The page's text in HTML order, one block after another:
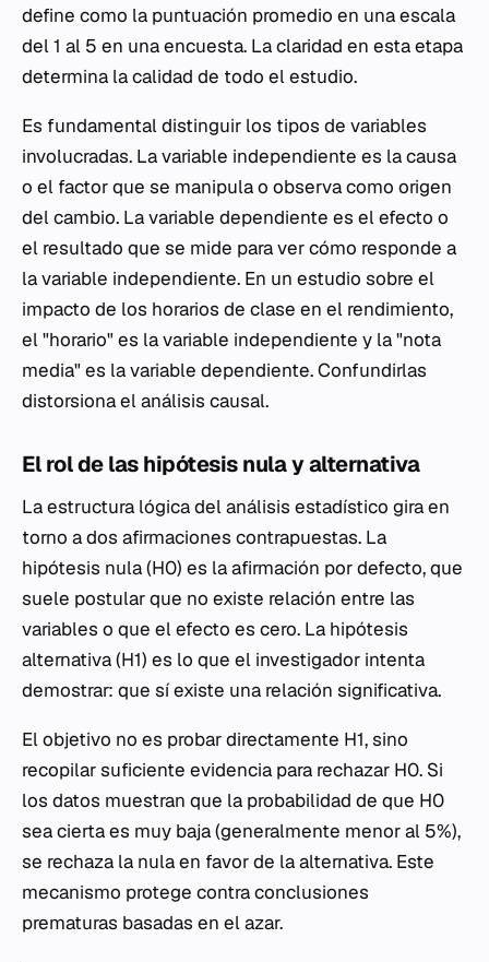
define como la puntuación promedio en una escala
del 1 al 5 en una encuesta. La claridad en esta etapa
determina la calidad de todo el estudio.
Es fundamental distinguir los tipos de variables
involucradas. La variable independiente es la causa
o el factor que se manipula o observa como origen
del cambio. La variable dependiente es el efecto o
el resultado que se mide para ver cómo responde a
la variable independiente. En un estudio sobre el
impacto de los horarios de clase en el rendimiento,
el "horario" es la variable independiente y la "nota
media" es la variable dependiente. Confundirlas
distorsiona el análisis causal.
El rol de las hipótesis nula y alternativa
La estructura lógica del análisis estadístico gira en
torno a dos afirmaciones contrapuestas. La
hipótesis nula (H0) es la afirmación por defecto, que
suele postular que no existe relación entre las
variables o que el efecto es cero. La hipótesis
alternativa (H1) es lo que el investigador intenta
demostrar: que sí existe una relación significativa.
El objetivo no es probar directamente H1, sino
recopilar suficiente evidencia para rechazar H0. Si
los datos muestran que la probabilidad de que H0
sea cierta es muy baja (generalmente menor al 5%),
se rechaza la nula en favor de la alternativa. Este
mecanismo protege contra conclusiones
prematuras basadas en el azar.